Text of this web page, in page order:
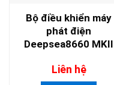
Bộ điều khiển máy
phát điện
Deepsea8660 MKII
Liên hệ